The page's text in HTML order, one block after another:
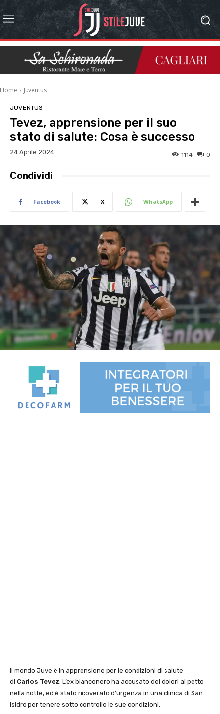
Home Juventus
JUVENTUS
Tevez, apprensione per il suo
stato di salute: Cosa è successo
24 Aprile 2024 0
1114
Condividi
Facebook X WhatsApp
Il mondo Juve è in apprensione per le condizioni di salute
di Carlos Tevez . L’ex bianconero ha accusato dei dolori al petto
nella notte, ed è stato ricoverato d’urgenza in una clinica di San
Isidro per tenere sotto controllo le sue condizioni.